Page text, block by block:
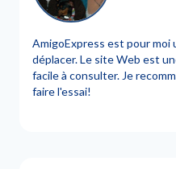
AmigoExpress est pour moi
déplacer. Le site Web est
facile à consulter. Je
faire l'essai!